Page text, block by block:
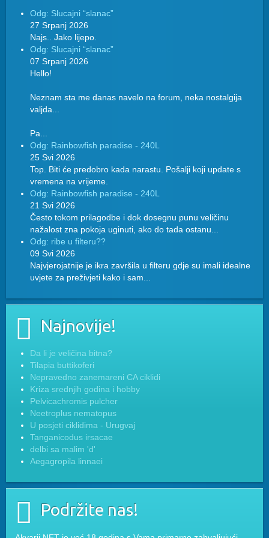
Odg: Slucajni “slanac”
27 Srpanj 2026
Najs.. Jako lijepo.
Odg: Slucajni “slanac”
07 Srpanj 2026
Hello!
Neznam sta me danas navelo na forum, neka nostalgija
valjda...
Pa...
Odg: Rainbowfish paradise - 240L
25 Svi 2026
Top. Biti će predobro kada narastu. Pošalji koji update s
vremena na vrijeme.
Odg: Rainbowfish paradise - 240L
21 Svi 2026
Često tokom prilagodbe i dok dosegnu punu veličinu
nažalost zna pokoja uginuti, ako do tada ostanu...
Odg: ribe u filteru??
09 Svi 2026
Najvjerojatnije je ikra završila u filteru gdje su imali idealne
uvjete za preživjeti kako i sam...
Najnovije!
Da li je veličina bitna?
Tilapia buttikoferi
Nepravedno zanemareni CA ciklidi
Kriza srednjih godina i hobby
Pelvicachromis pulcher
Neetroplus nematopus
U posjeti ciklidima - Urugvaj
Tanganicodus irsacae
delbi sa malim 'd'
Aegagropila linnaei
Podržite nas!